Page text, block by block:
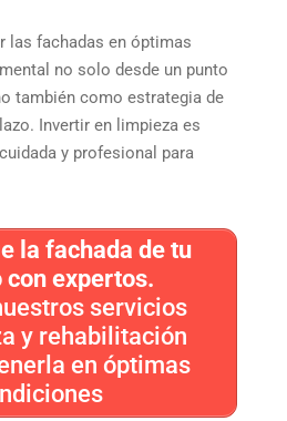
las fachadas en óptimas
no solo desde un punto
también como estrategia de
Invertir en limpieza es
y profesional para
la fachada de tu
expertos.
servicios
y rehabilitación
en óptimas